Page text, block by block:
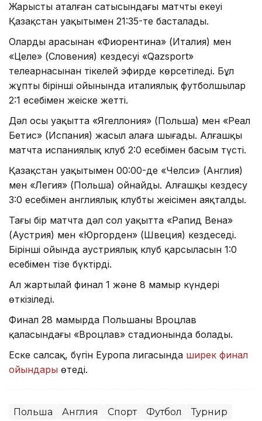
Жарыстың аталған сатысындағы матчтың екеуі
Қазақстан уақытымен 21:35-те басталады.
Олардың арасынан «Фиорентина» (Италия) мен
«Целе» (Словения) кездесуі «Qazsport»
телеарнасынан тікелей эфирде көрсетіледі. Бұл
жұптың бірінші ойынында италиялық футболшылар
2:1 есебімен жеңіске жетті.
Дәл осы уақытта «Ягеллония» (Польша) мен «Реал
Бетис» (Испания) жасыл алаңға шығады. Алғашқы
матчта испаниялық клуб 2:0 есебімен басым түсті.
Қазақстан уақытымен 00:00-де «Челси» (Англия)
мен «Легия» (Польша) ойнайды. Алғашқы кездесу
3:0 есебімен англиялық клубтың жеңісімен аяқталды.
Тағы бір матчта дәл сол уақытта «Рапид Вена»
(Аустрия) мен «Юргорден» (Швеция) кездеседі.
Бірінші ойында аустриялық клуб қарсыласын 1:0
есебімен тізе бүктірді.
Ал жартылай финал 1 және 8 мамыр күндері
өткізіледі.
Финал 28 мамырда Польшаның Вроцлав
қаласындағы «Вроцлав» стадионында болады.
Еске салсақ, бүгін Еуропа лигасында ширек финал
ойындары өтеді.
Польша Англия Спорт Футбол Турнир